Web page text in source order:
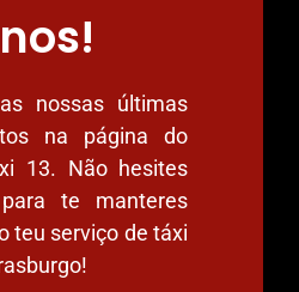
nossas últimas
na página do
13. Não hesites
te manteres
teu serviço de táxi